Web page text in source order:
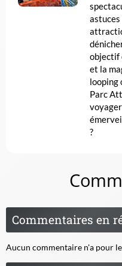
objectif
et la
looping
Parc
?
Commentaires en
Aucun commentaire n'a pour